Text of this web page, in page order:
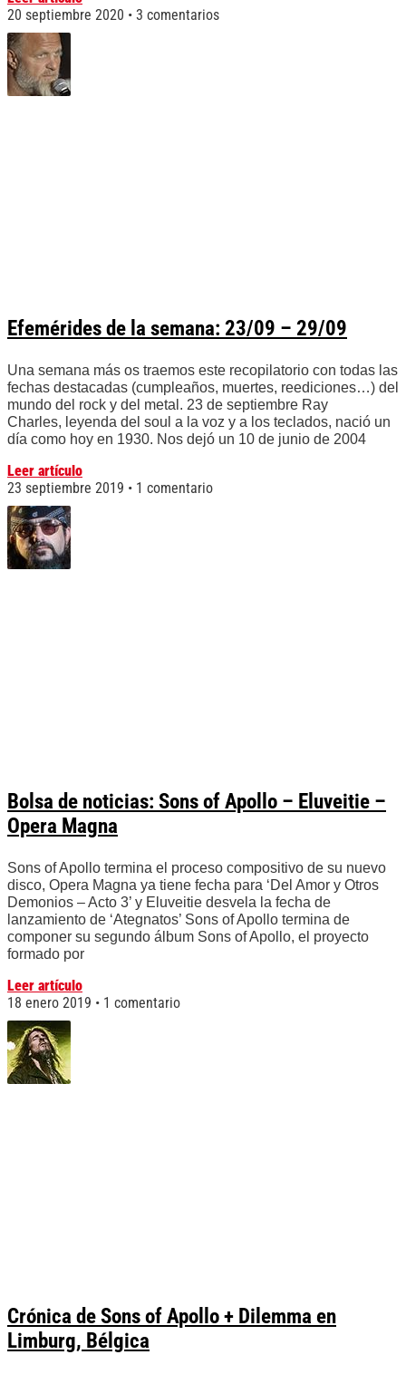
20 septiembre 2020
3 comentarios
Efemérides de la semana: 23/09 – 29/09
Una semana más os traemos este recopilatorio con todas las
fechas destacadas (cumpleaños, muertes, reediciones…) del
mundo del rock y del metal. 23 de septiembre Ray
Charles, leyenda del soul a la voz y a los teclados, nació un
día como hoy en 1930. Nos dejó un 10 de junio de 2004
Leer artículo
23 septiembre 2019
1 comentario
Bolsa de noticias: Sons of Apollo – Eluveitie –
Opera Magna
Sons of Apollo termina el proceso compositivo de su nuevo
disco, Opera Magna ya tiene fecha para ‘Del Amor y Otros
Demonios – Acto 3’ y Eluveitie desvela la fecha de
lanzamiento de ‘Ategnatos’ Sons of Apollo termina de
componer su segundo álbum Sons of Apollo, el proyecto
formado por
Leer artículo
18 enero 2019
1 comentario
Crónica de Sons of Apollo + Dilemma en
Limburg, Bélgica